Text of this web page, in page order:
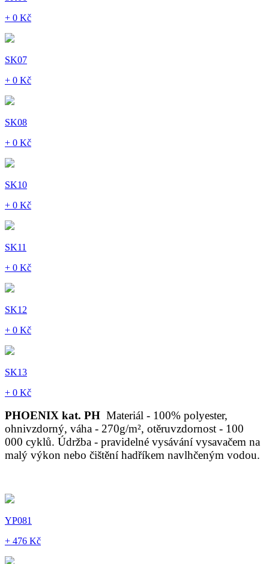
+ 0 Kč
SK07
+ 0 Kč
SK08
+ 0 Kč
SK10
+ 0 Kč
SK11
+ 0 Kč
SK12
+ 0 Kč
SK13
+ 0 Kč
PHOENIX kat. PH Materiál - 100% polyester,
ohnivzdorný, váha - 270g/m², otěruvzdornost - 100
000 cyklů. Údržba - pravidelné vysávání vysavačem na
malý výkon nebo čištění hadříkem navlhčeným vodou.
YP081
+ 476 Kč